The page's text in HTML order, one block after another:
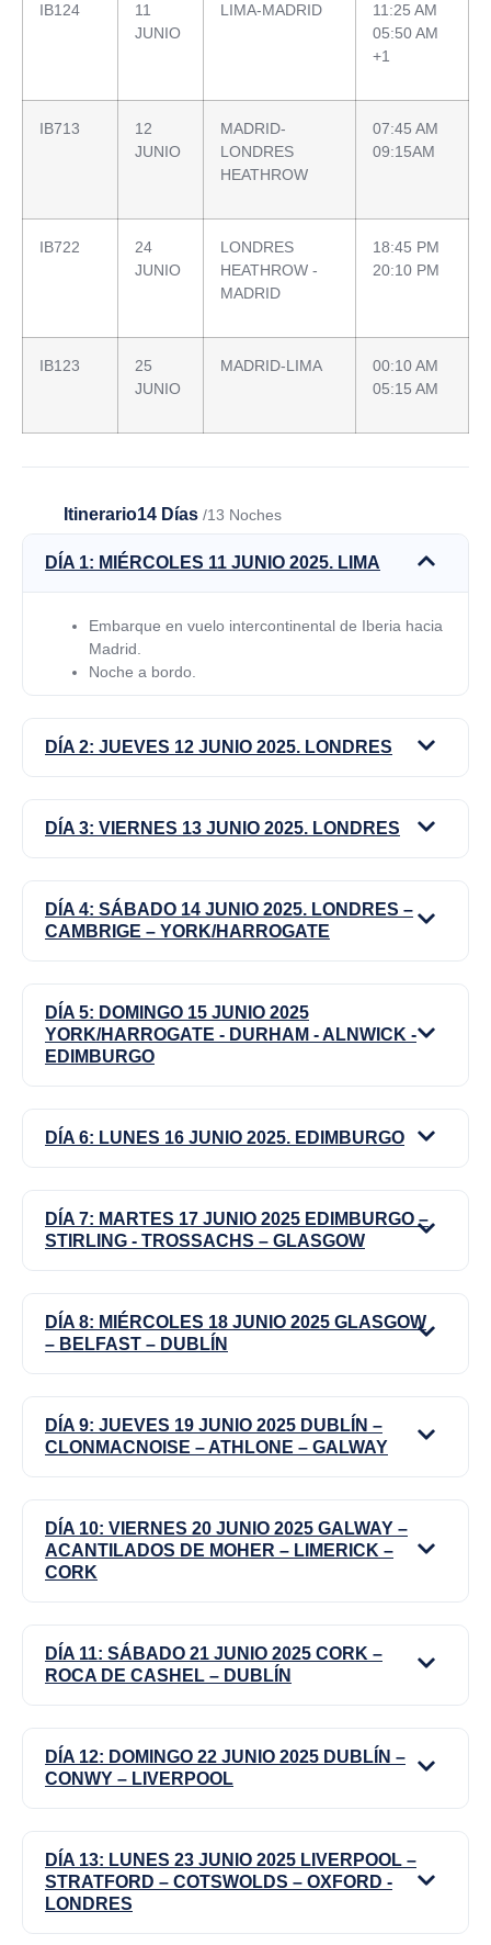
IB124
11
JUNIO
LIMA-MADRID
11:25 AM
05:50 AM
+1
IB713
12
JUNIO
MADRID-
LONDRES
HEATHROW
07:45 AM
09:15AM
IB722
24
JUNIO
LONDRES
HEATHROW -
MADRID
18:45 PM
20:10 PM
IB123
25
JUNIO
MADRID-LIMA
00:10 AM
05:15 AM
Itinerario14 Días/13 Noches
DÍA 1: MIÉRCOLES 11 JUNIO 2025. LIMA
Embarque en vuelo intercontinental de Iberia hacia
Madrid.
Noche a bordo.
DÍA 2: JUEVES 12 JUNIO 2025. LONDRES
DÍA 3: VIERNES 13 JUNIO 2025. LONDRES
DÍA 4: SÁBADO 14 JUNIO 2025. LONDRES –
CAMBRIGE – YORK/HARROGATE
DÍA 5: DOMINGO 15 JUNIO 2025
YORK/HARROGATE - DURHAM - ALNWICK -
EDIMBURGO
DÍA 6: LUNES 16 JUNIO 2025. EDIMBURGO
DÍA 7: MARTES 17 JUNIO 2025 EDIMBURGO –
STIRLING - TROSSACHS – GLASGOW
DÍA 8: MIÉRCOLES 18 JUNIO 2025 GLASGOW
– BELFAST – DUBLÍN
DÍA 9: JUEVES 19 JUNIO 2025 DUBLÍN –
CLONMACNOISE – ATHLONE – GALWAY
DÍA 10: VIERNES 20 JUNIO 2025 GALWAY –
ACANTILADOS DE MOHER – LIMERICK –
CORK
DÍA 11: SÁBADO 21 JUNIO 2025 CORK –
ROCA DE CASHEL – DUBLÍN
DÍA 12: DOMINGO 22 JUNIO 2025 DUBLÍN –
CONWY – LIVERPOOL
DÍA 13: LUNES 23 JUNIO 2025 LIVERPOOL –
STRATFORD – COTSWOLDS – OXFORD -
LONDRES